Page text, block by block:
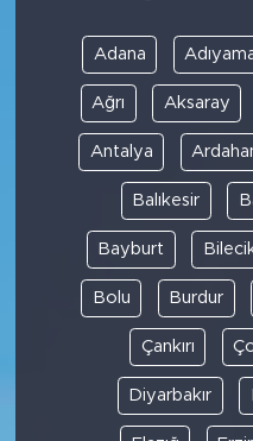
Adana
Ağrı Aksaray
Antalya
Balıkesir
Bayburt
Bolu Burdur
Çankırı
Diyarbakır